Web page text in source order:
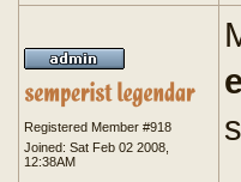
Registered Member #918
Joined: Sat Feb 02 2008,
12:38AM